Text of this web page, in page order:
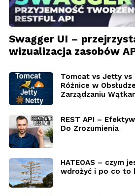
Swagger UI –
wizualizacja zasobów
Tomcat vs Jetty vs
Różnice w
Zarządzaniu
REST API –
Do Zrozumienia
HATEOAS – czym
wdrożyć i po co to